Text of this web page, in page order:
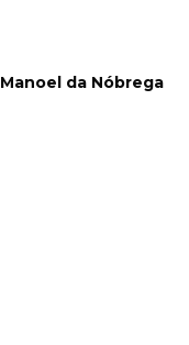
da Nóbrega